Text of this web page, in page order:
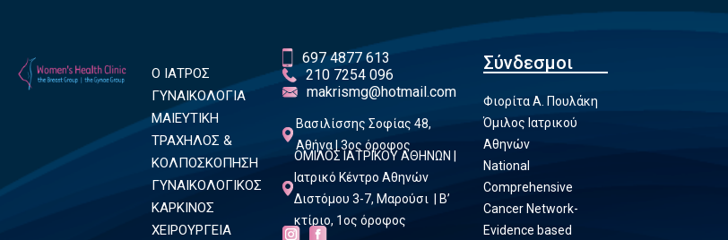
Ο ΙΑΤΡΟΣ
ΓΥΝΑΙΚΟΛΟΓΙΑ
ΜΑΙΕΥΤΙΚΗ
ΤΡΑΧΗΛΟΣ &
ΚΟΛΠΟΣΚΟΠΗΣΗ
ΓΥΝΑΙΚΟΛΟΓΙΚΟΣ
ΚΑΡΚΙΝΟΣ
ΧΕΙΡΟΥΡΓΕΙΑ
697 4877 613
210 7254 096
makrismg@hotmail.com
Βασιλίσσης Σοφίας 48,
Αθήνα | 3ος όροφος
ΟΜΙΛΟΣ ΙΑΤΡΙΚΟΥ ΑΘΗΝΩΝ |
Ιατρικό Κέντρο Αθηνών
Διστόμου 3-7, Μαρούσι | Β’
κτίριο, 1ος όροφος
Σύνδεσμοι
Φιορίτα Α. Πουλάκη
Όμιλος Ιατρικού
Αθηνών
National
Comprehensive
Cancer Network-
Evidence based